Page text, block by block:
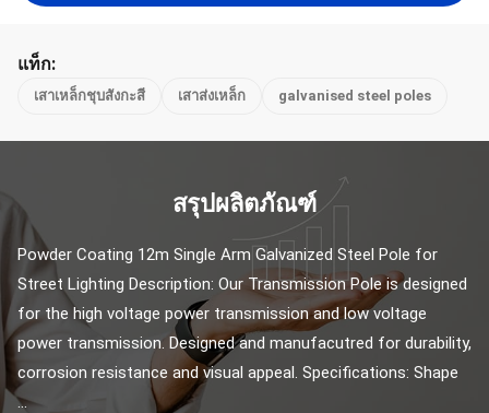
แท็ก:
เสาเหล็กชุบสังกะสี เสาส่งเหล็ก galvanised steel poles
สรุปผลิตภัณฑ์
Powder Coating 12m Single Arm Galvanized Steel Pole for
Street Lighting Description: Our Transmission Pole is designed
for the high voltage power transmission and low voltage
power transmission. Designed and manufacutred for durability,
corrosion resistance and visual appeal. Specifications: Shape
...